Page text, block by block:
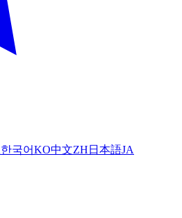
한국어KO中文ZH 日本語JA